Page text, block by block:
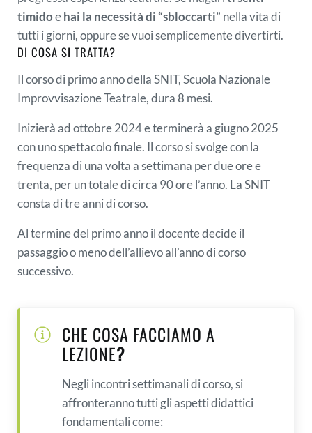
timido e hai la necessità di “sbloccarti” nella vita di
tutti i giorni, oppure se vuoi semplicemente divertirti.
DI COSA SI TRATTA?
Il corso di primo anno della SNIT, Scuola Nazionale
Improvvisazione Teatrale, dura 8 mesi.
Inizierà ad ottobre 2024 e terminerà a giugno 2025
con uno spettacolo finale. Il corso si svolge con la
frequenza di una volta a settimana per due ore e
trenta, per un totale di circa 90 ore l’anno. La SNIT
consta di tre anni di corso.
Al termine del primo anno il docente decide il
passaggio o meno dell’allievo all’anno di corso
successivo.
CHE COSA FACCIAMO A
LEZIONE?
Negli incontri settimanali di corso, si
affronteranno tutti gli aspetti didattici
fondamentali come: